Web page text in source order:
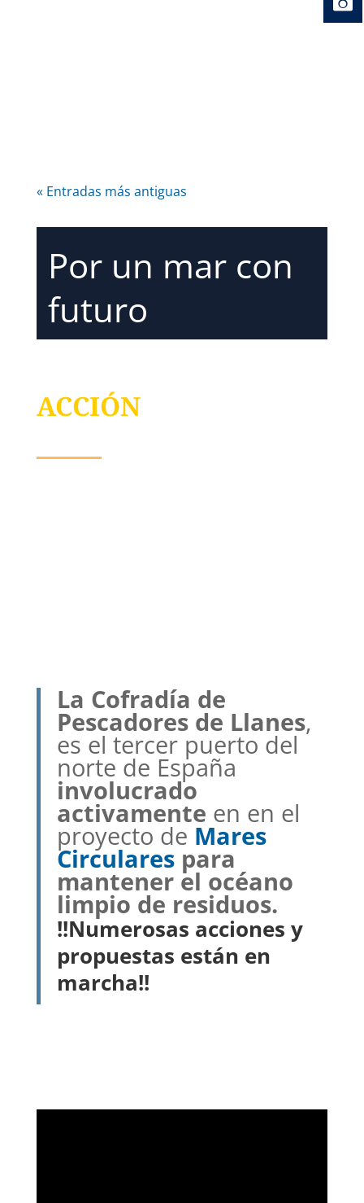
« Entradas más antiguas
Por un mar con
futuro
ACCIÓN
La Cofradía de
Pescadores de Llanes,
es el tercer puerto del
norte de España
involucrado
activamente en en el
proyecto de Mares
Circulares para
mantener el océano
limpio de residuos.
!!Numerosas acciones y
propuestas están en
marcha!!